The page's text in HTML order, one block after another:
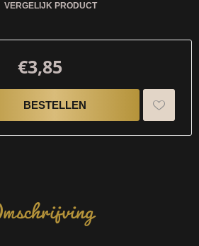
VERGELIJK PRODUCT
€3,85